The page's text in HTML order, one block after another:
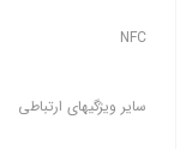
NFC
سایر ویژگیهای ارتباطی